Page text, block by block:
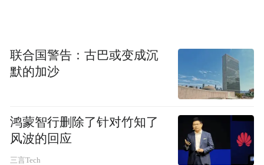
联合国警告：古巴或变成沉
默的加沙
鸿蒙智行删除了针对竹知了
风波的回应
三言Tech